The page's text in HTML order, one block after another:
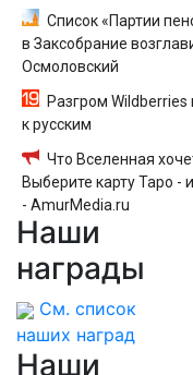
Список «Партии
в Заксобрание
Осмоловский
Разгром
к русским
Что Вселенная
Выберите карту Таро -
- AmurMedia.ru
Наши
награды
См. список
наших наград
Наши